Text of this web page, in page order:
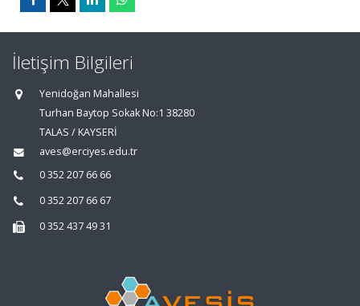
İletişim Bilgileri
Yenidoğan Mahallesi
Turhan Baytop Sokak No:1 38280
TALAS / KAYSERİ
aves@erciyes.edu.tr
0 352 207 66 66
0 352 207 66 67
0 352 437 49 31